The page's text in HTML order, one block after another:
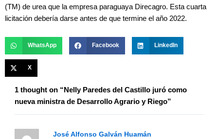
(TM) de urea que la empresa paraguaya Direcagro. Esta cuarta
licitación debería darse antes de que termine el año 2022.
WhatsApp Facebook LinkedIn
X
1 thought on “Nelly Paredes del Castillo juró como
nueva ministra de Desarrollo Agrario y Riego”
José Alfonso Galván Huamán